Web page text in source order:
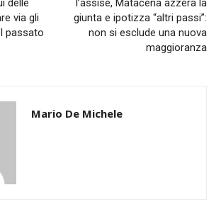
via gli
passato
giunta e ipotizza “altri passi”:
non si esclude una nuova
maggioranza
Mario De Michele